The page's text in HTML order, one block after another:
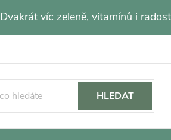
Dvakrát víc zeleně, vitamínů i
HLEDAT